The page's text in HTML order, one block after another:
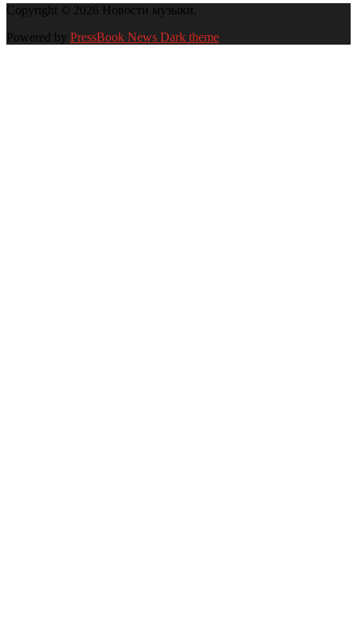
Copyright © 2026 Новости музыки.
Powered by PressBook News Dark theme